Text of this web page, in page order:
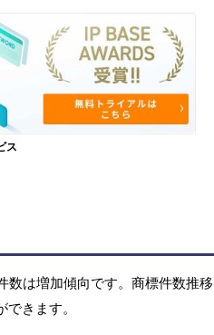
ス
は増加傾向です。商標件数推
きます。